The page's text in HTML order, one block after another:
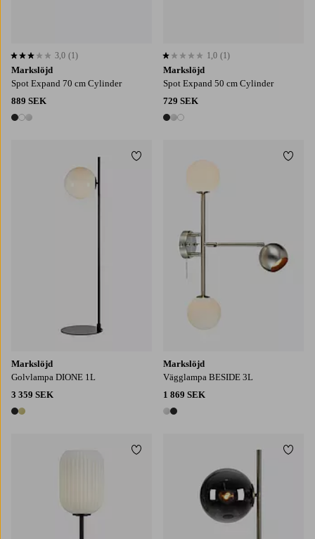
Markslöjd
Spot Expand 70 cm Cylinder
889 SEK
3 färger
3,0 baserat på 1 st betyg
3,0 (1)
Markslöjd
Spot Expand 50 cm Cylinder
729 SEK
3 färger
1,0 baserat på 1 st betyg
1,0 (1)
Markslöjd
Golvlampa DIONE 1L
3 359 SEK
2 färger
Lägg till i favoriter
Markslöjd
Vägglampa BESIDE 3L
1 869 SEK
2 färger
Lägg till i favoriter